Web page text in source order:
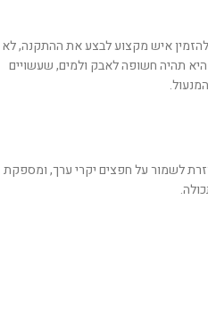
איש מקצוע לבצע את ההתקנה, לא
תהיה חשופה לאבק ולמים, שעשויים
לשמור על חפצים יקרי ערך, ומספקת